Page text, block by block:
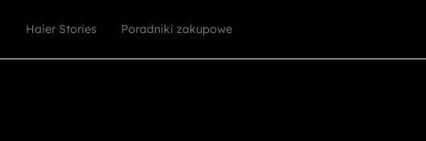
Haier Stories Poradniki zakupowe